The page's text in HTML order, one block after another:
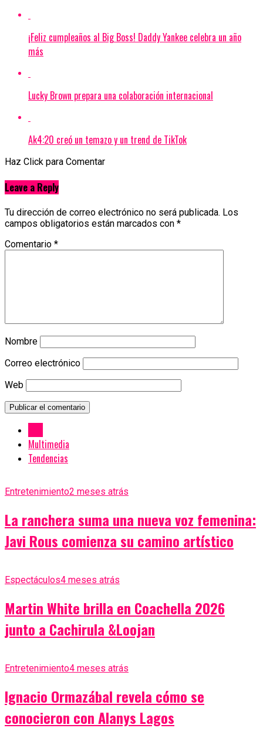
¡Feliz cumpleaños al Big Boss! Daddy Yankee celebra un año
más
Lucky Brown prepara una colaboración internacional
Ak4:20 creó un temazo y un trend de TikTok
Haz Click para Comentar
Leave a Reply
Tu dirección de correo electrónico no será publicada. Los
campos obligatorios están marcados con *
Comentario *
Nombre
Correo electrónico
Web
Multimedia
Tendencias
Entretenimiento2 meses atrás
La ranchera suma una nueva voz femenina:
Javi Rous comienza su camino artístico
Espectáculos4 meses atrás
Martin White brilla en Coachella 2026
junto a Cachirula &Loojan
Entretenimiento4 meses atrás
Ignacio Ormazábal revela cómo se
conocieron con Alanys Lagos